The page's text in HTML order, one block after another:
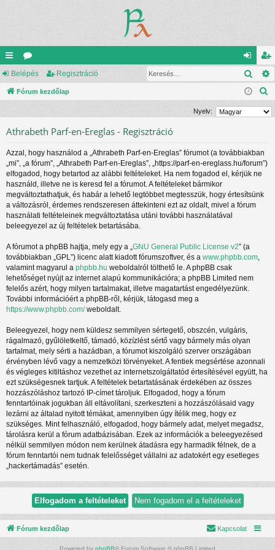
yo
rs
ke
ór
u
ok
el
ép
eg
is
ztr
Belépés Regisztráció
Fórum kezdőlap
r
Nyelv:
Athrabeth Parf-en-Ereglas - Regisztráció
Azzal, hogy használod a „Athrabeth Parf-en-Ereglas” fórumot (a továbbiakban
„mi”, „a fórum”, „Athrabeth Parf-en-Ereglas”, „https://parf-en-ereglass.hu/forum”)
elfogadod, hogy betartod az alábbi feltételeket. Ha nem fogadod el, kérjük ne
használd, illetve ne is keresd fel a fórumot. A feltételeket bármikor
megváltoztathatjuk, és habár a lehető legtöbbet megtesszük, hogy értesítsünk
a változásról, érdemes rendszeresen áttekinteni ezt az oldalt, mivel a fórum
használati feltételeinek megváltoztatása utáni további használatával
beleegyezel az új feltételek betartásába.
A fórumot a phpBB hajtja, mely egy a „ GNU General Public License v2” (a
továbbiakban „GPL”) licenc alatt kiadott fórumszoftver, és a www.phpbb.com
valamint magyarul a phpbb.hu weboldalról tölthető le. A phpBB csak
lehetőséget nyújt az internet alapú kommunikációra; a phpBB Limited nem
felelős azért, hogy milyen tartalmakat, illetve magatartást engedélyezünk.
További információért a phpBB-ről, kérjük, látogasd meg a
https://www.phpbb.com/weboldalt.
Beleegyezel, hogy nem küldesz semmilyen sértegető, obszcén, vulgáris,
rágalmazó, gyűlöletkeltő, támadó, közízlést sértő vagy bármely más olyan
tartalmat, mely sérti a hazádban, a fórumot kiszolgáló szerver országában
érvényben lévő vagy a nemzetközi törvényeket. A fentiek megsértése azonnali
és végleges kitiltáshoz vezethet az internetszolgáltatód értesítésével együtt, ha
ezt szükségesnek tartjuk. A feltételek betartatásának érdekében az összes
hozzászóláshoz tartozó IP-címet tároljuk. Elfogadod, hogy a fórum
fenntartóinak jogukban áll eltávolítani, szerkeszteni a hozzászólásaid vagy
lezárni az általad nyitott témákat, amennyiben úgy ítélik meg, hogy ez
szükséges. Mint felhasználó, elfogadod, hogy bármely adat, melyet megadsz,
tárolásra kerül a fórum adatbázisában. Ezek az információk a beleegyezésed
nélkül semmilyen módon nem kerülnek átadásra egy harmadik félnek, de a
fórum fenntartói nem tudnak felelősséget vállalni az adatokért egy esetleges
„hackertámadás” esetén.
Fórum kezdőlap Kapcsolat
Powered by phpBB® Forum Software © phpBB Limited